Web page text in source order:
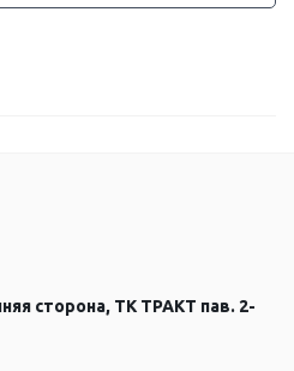
сторона, ТК ТРАКТ пав. 2-